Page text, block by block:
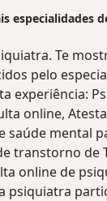
especialidades
Te
pelo
experiência:
online,
saúde mental
transtorno de
online de
psiquiatra